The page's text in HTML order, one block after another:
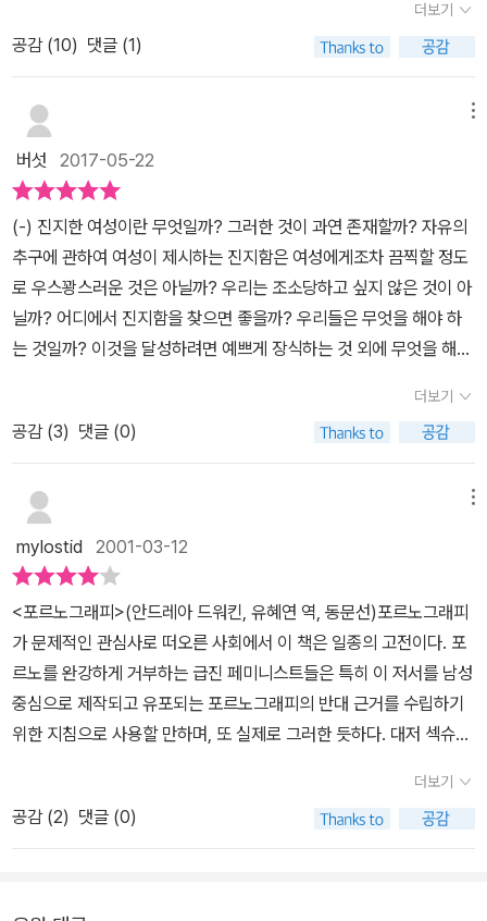
누르면 포르노라는 말과 동일한 것이다). 포르노는 욕망의 철창이
라 할 수 있다. 문제는 철창 안이 범죄의 교습소이듯 포르노를 통해 성
의 왜곡을 배우게 된다. 포르노는 우리에게 소세지 메일을 전달해주
는 무허가 사서함과 같은 것이다. 그 사서함은 판도라의 상자처럼 희
극만이 감춰져있는 불쾌함의 상자인 것이다. 여기에는 희망은 없다.
희망은 미래라는 창문이 열려 있을 때만 가동하는 것이다. 미래의 출
구가 닫혀있을 때 거기에는 좌절과 불안 만이 있을 뿐이다. 포르노 배
우들의 많은 수가 자살이나 약물과용으로 삶을 마감하는 것을 보면
포르노 그 자체의 속성이 무엇인지 알 수 있다. 포르노를 윤리적인 측
면에서 본다면 문제점을 제대로 파악할 수 없다. 포르노는 윤리를 다
루는 영화가 아니기 때문이다. 포르노는 인간의 성감을 자극하는 감
각의 영상이다. 많은 연구가들이 포르노를 남자와 여자에게 동시에
보여주었을 때의 반응을 연구하였다. 이때 성적흥분을 느끼는 군은
만들어짐을 알려주는 것이다. 한 집단이 일방적으로 우위를 점하는
상태에서 윤리를 논한다는 것은 아주 위험한 발상이다. 여성이 속된
말로 배설을 위한 도구로 전락하고 있는 포르노에서 윤리적 측면이란
의미없는 공염불이다. 이 전락은 남성들에게 성의 왜곡을 심어주며
남녀불평등을 심화시키는 수단으로 이용되며 남녀간의 불평등을 심
화시키는 선동의 영상이라고 할 수 있다. 포르노의 영상은 정치. 경
제. 사회적인 가부장제를 강화시키는 측면이 존재한다. 즉 거대 남근
주의는 무의식적으로 남성에 의한 지배를 가속화 시키는 팬들럼이 되
주의가 성의 차별성에서 발생함을 알아차렸다. 그는 이 차별성의 근
원으로 가정을 꼽았다. 가장 평등해야할 가정이 성의 차별화의 가장
기본적인 단위임을 밝혔을 때 가정의 해체를 염려한 사람들은 그를
더보기
공감 (10) 댓글 (1)
버섯 2017-05-22
(-) 진지한 여성이란 무엇일까? 그러한 것이 과연 존재할까? 자유의
추구에 관하여 여성이 제시하는 진지함은 여성에게조차 끔찍할 정도
로 우스꽝스러운 것은 아닐까? 우리는 조소당하고 싶지 않은 것이 아
닐까? 어디에서 진지함을 찾으면 좋을까? 우리들은 무엇을 해야 하
는 것일까? 이것을 달성하려면 예쁘게 장식하는 것 외에 무엇을 해야
두게 하면⏤그들과 토론하지 않고 그만두게 하면⏤안 되는 것일까?
우리들이 노예제도를 폐지하도록 하면⏤그에 관해 논의하지도 않고
폐지하도록 하면⏤안 되는 것일까? 우리들의 권리가 지금 이 사회에
서 착실히 지켜지고 있다고 믿는 체하는 시늉을 그만두면 안 되는 것
일까? 우리가 걷고 있는 길, 살고 있는 집, 잠자는 침대는 <우리들의
것이다>⏤우리들에게 소유권이 있다⏤현실에서 우리에게 소유권이
있다고 진정으로 믿을 수 있는 단계에 이를 때까지, 또한 무엇이 올바
르고 그릇된 것인지를 우리들이 결정할 수 있는 단계에 이를 때까지,
그리고 만약 무엇인가가 우리들을 다치게 하면 그런 일을 그만두게
할 수 있는 단계에 이를 때까지, 우리들은 조금이라도 존경받고 당당
하고 여성다워지는 것을 포기해야만 하는 것은 아닐까? 말할 나위 없
이 이러한 문제를 너무 진지하게 받아들이는 것은 세련되지 못한 일
이라고 생각하고 있으며, 대체로 진지해지는 것 자체를 완전히 우스
꽝스러운 일로 여긴다. 지적인 인간이란, 자유를 추구할 때조차도 세
더보기
공감 (3) 댓글 (0)
mylostid 2001-03-12
<포르노그래피>(안드레아 드워킨, 유혜연 역, 동문선)포르노그래피
가 문제적인 관심사로 떠오른 사회에서 이 책은 일종의 고전이다. 포
르노를 완강하게 거부하는 급진 페미니스트들은 특히 이 저서를 남성
중심으로 제작되고 유포되는 포르노그래피의 반대 근거를 수립하기
위한 지침으로 사용할 만하며, 또 실제로 그러한 듯하다. 대저 섹슈얼
이 책에 그 논리적 뿌리를 대고 있다.저자 드워킨은 세계에서 아마도
포르노의 가장 큰 생산지이면서 소비시장일 미국에서 포르노의 금지
를 위해 실천하고 투쟁하고 있는 페미니스트이다. 이런 그녀의 호전
하게 몰락하고 만다. 다소 피해를 과장한 듯한 진술에서 시작하는 이
더보기
공감 (2) 댓글 (0)